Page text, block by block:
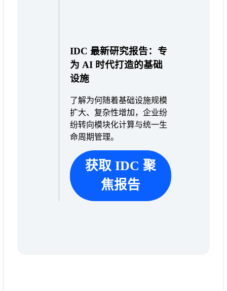
IDC 最新研究报告：专
为 AI 时代打造的基础
设施
了解为何随着基础设施规模
扩大、复杂性增加，企业纷
纷转向模块化计算与统一生
命周期管理。
获取 IDC 聚
焦报告